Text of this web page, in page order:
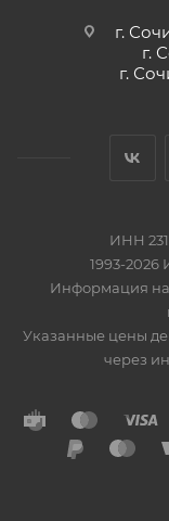
г.
г.
г.
ИНН
1993-
Информация на
Указанные цены
через